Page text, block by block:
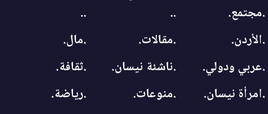
.مجتمع.
..
..
.الأردن.
.مقالات.
.مال.
.عربي ودولي.
.ناشئة نيسان.
.ثقافة.
.امرأة نيسان.
.منوعات.
.رياضة.